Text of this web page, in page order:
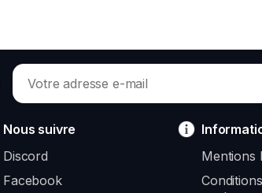
Nous suivre
Discord
Facebook
Mentions